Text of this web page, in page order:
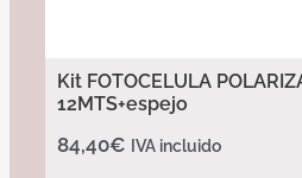
Kit FOTOCELULA
12MTS+espejo
84,40€ IVA incluido